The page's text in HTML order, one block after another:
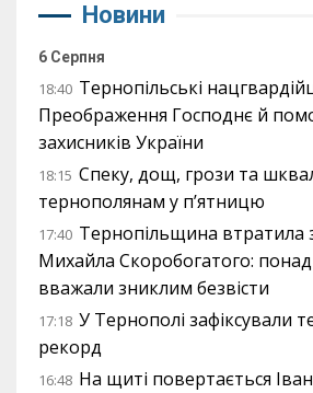
Новини
6 Серпня
18:40 Тернопільські
Преображення Господнє й
захисників України
18:15 Спеку, дощ, грози та
тернополянам у п’ятницю
17:40 Тернопільщина втратила
Михайла Скоробогатого:
вважали зниклим безвісти
17:18 У Тернополі зафіксували
рекорд
16:48 На щиті повертається